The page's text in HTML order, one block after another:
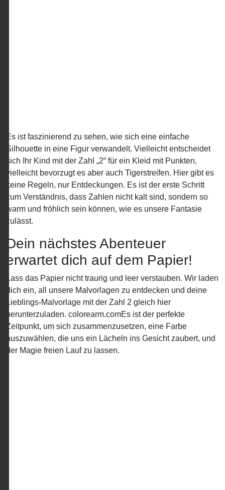
Es ist faszinierend zu sehen, wie sich eine einfache
Silhouette in eine Figur verwandelt. Vielleicht entscheidet
sich Ihr Kind mit der Zahl „2“ für ein Kleid mit Punkten,
vielleicht bevorzugt es aber auch Tigerstreifen. Hier gibt es
keine Regeln, nur Entdeckungen. Es ist der erste Schritt
zum Verständnis, dass Zahlen nicht kalt sind, sondern so
warm und fröhlich sein können, wie es unsere Fantasie
zulässt.
Dein nächstes Abenteuer
erwartet dich auf dem Papier!
Lass das Papier nicht traurig und leer verstauben. Wir laden
dich ein, all unsere Malvorlagen zu entdecken und deine
Lieblings-Malvorlage mit der Zahl 2 gleich hier
herunterzuladen. colorearm.comEs ist der perfekte
Zeitpunkt, um sich zusammenzusetzen, eine Farbe
auszuwählen, die uns ein Lächeln ins Gesicht zaubert, und
der Magie freien Lauf zu lassen.